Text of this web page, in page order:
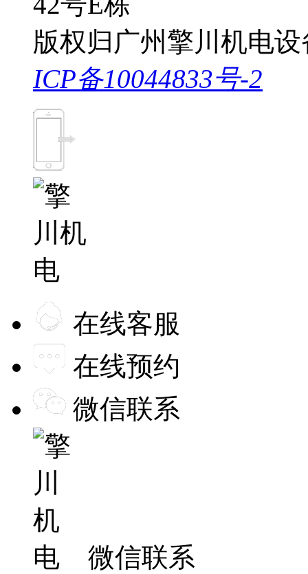
版权归广州擎川机电
ICP备10044833号-2
在线客服
在线预约
微信联系
微信联系